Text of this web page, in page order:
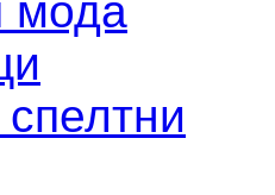
мода